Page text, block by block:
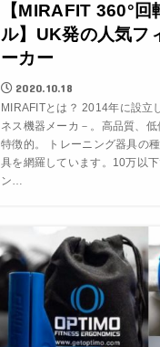
【MIRAFIT 360°
ル】UK発の人気フ
ーカー
2020.10.18
MIRAFITとは？ 2014年に設立
ネス機器メーカ－。高品質、
特徴的。 トレーニング器具の
具を網羅しています。10万以
ン…